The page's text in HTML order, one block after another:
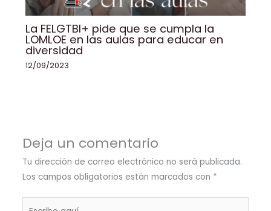
La FELGTBI+ pide que se cumpla la
LOMLOE en las aulas para educar en
diversidad
12/09/2023
Deja un comentario
Tu dirección de correo electrónico no será publicada.
Los campos obligatorios están marcados con *